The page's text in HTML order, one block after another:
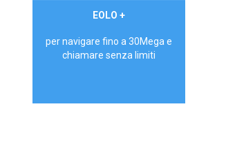
€ 24,90/meseEOLO +
per navigare fino a 30Mega e
chiamare senza limiti